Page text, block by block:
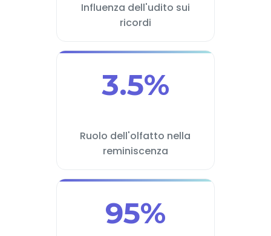
Influenza dell'udito sui
ricordi
3.5%
Ruolo dell'olfatto nella
reminiscenza
95%